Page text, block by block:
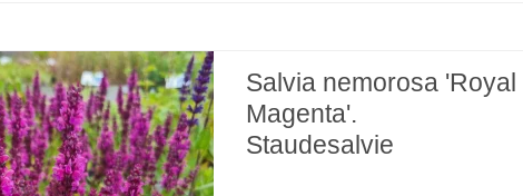
Salvia nemorosa 'Royal
Magenta'.
Staudesalvie